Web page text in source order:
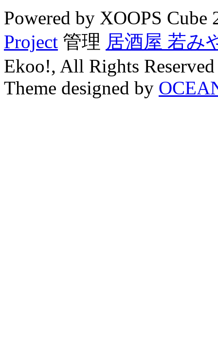
Powered by XOOPS
Project 管理 居酒屋 若み
Ekoo!, All Rights Reserved
Theme designed by